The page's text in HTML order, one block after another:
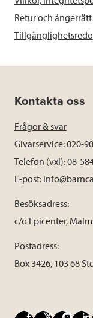
Retur och ångerrätt
Kontakta oss
Frågor & svar
Givarservice: 020-
Telefon (vxl): 08-
E-post:
Besöksadress:
c/o Epicenter,
Postadress:
Box 3426, 103 68